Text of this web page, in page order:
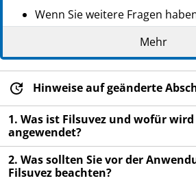
Wenn Sie weitere Fragen
an Ihren Arzt, Apotheker oder
Dieses Arzneimittel wurde
verschrieben. Geben Sie es
Es kann anderen Menschen
diese die gleichen
Wenn Sie Nebenwirkungen
sich an Ihren Arzt, Apotheker
medizinische Fachpersonal.
Mehr
Hinweise auf geänderte
1. Was ist Filsuvez und wofür wird
angewendet?
2. Was sollten Sie vor der
Filsuvez beachten?